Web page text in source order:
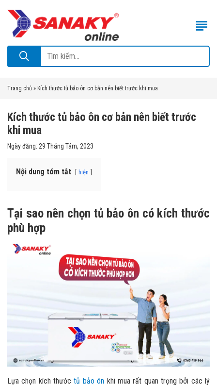
Trang chủ » Kích thước tủ bảo ôn cơ bản nên biết trước khi mua
Kích thước tủ bảo ôn cơ bản nên biết trước
khi mua
Ngày đăng: 29 Tháng Tám, 2023
Nội dung tóm tắt hiện
Tại sao nên chọn tủ bảo ôn có kích thước
phù hợp
Lựa chọn kích thước tủ bảo ôn khi mua rất quan trọng bởi các lý